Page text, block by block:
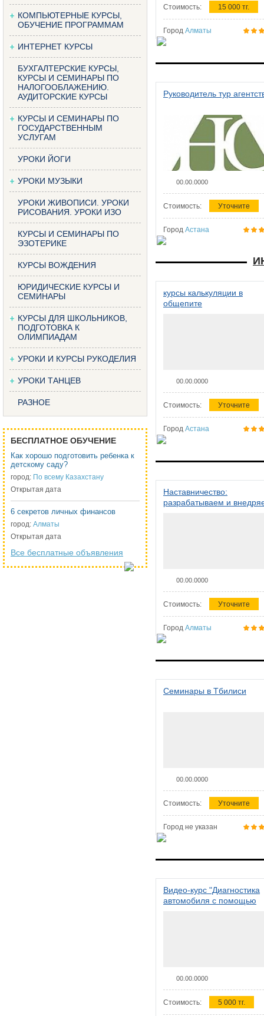
КОМПЬЮТЕРНЫЕ КУРСЫ,
ОБУЧЕНИЕ ПРОГРАММАМ
ИНТЕРНЕТ КУРСЫ
БУХГАЛТЕРСКИЕ КУРСЫ,
КУРСЫ И СЕМИНАРЫ ПО
НАЛОГООБЛАЖЕНИЮ.
АУДИТОРСКИЕ КУРСЫ
КУРСЫ И СЕМИНАРЫ ПО
ГОСУДАРСТВЕННЫМ
УСЛУГАМ
УРОКИ ЙОГИ
УРОКИ МУЗЫКИ
УРОКИ ЖИВОПИСИ. УРОКИ
РИСОВАНИЯ. УРОКИ ИЗО
КУРСЫ И СЕМИНАРЫ ПО
ЭЗОТЕРИКЕ
КУРСЫ ВОЖДЕНИЯ
ЮРИДИЧЕСКИЕ КУРСЫ И
СЕМИНАРЫ
КУРСЫ ДЛЯ ШКОЛЬНИКОВ,
ПОДГОТОВКА К
ОЛИМПИАДАМ
УРОКИ И КУРСЫ РУКОДЕЛИЯ
УРОКИ ТАНЦЕВ
РАЗНОЕ
БЕСПЛАТНОЕ ОБУЧЕНИЕ
Как хорошо подготовить ребенка к
детскому саду?
город: По всему Казахстану
Открытая дата
6 секретов личных финансов
город: Алматы
Открытая дата
Все бесплатные объявления
Стоимость: 15 000 тг.
Город Алматы
Руководитель тур
00.00.0000
Стоимость: Уточните
Город Астана
курсы калькуляции в
общепите
00.00.0000
Стоимость: Уточните
Город Астана
Наставничество:
разрабатываем и
00.00.0000
Стоимость: Уточните
Город Алматы
Семинары в Тбилиси
00.00.0000
Стоимость: Уточните
Город не указан
Видео-курс "Диагностика
автомобиля с помощью
00.00.0000
Стоимость: 5 000 тг.